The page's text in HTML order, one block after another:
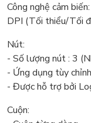
Công nghệ cảm
DPI (Tối thiểu/Tối
Nút:
- Số lượng nút : 3
- Ứng dụng tùy chỉnh
- Được hỗ trợ bởi
Cuộn: